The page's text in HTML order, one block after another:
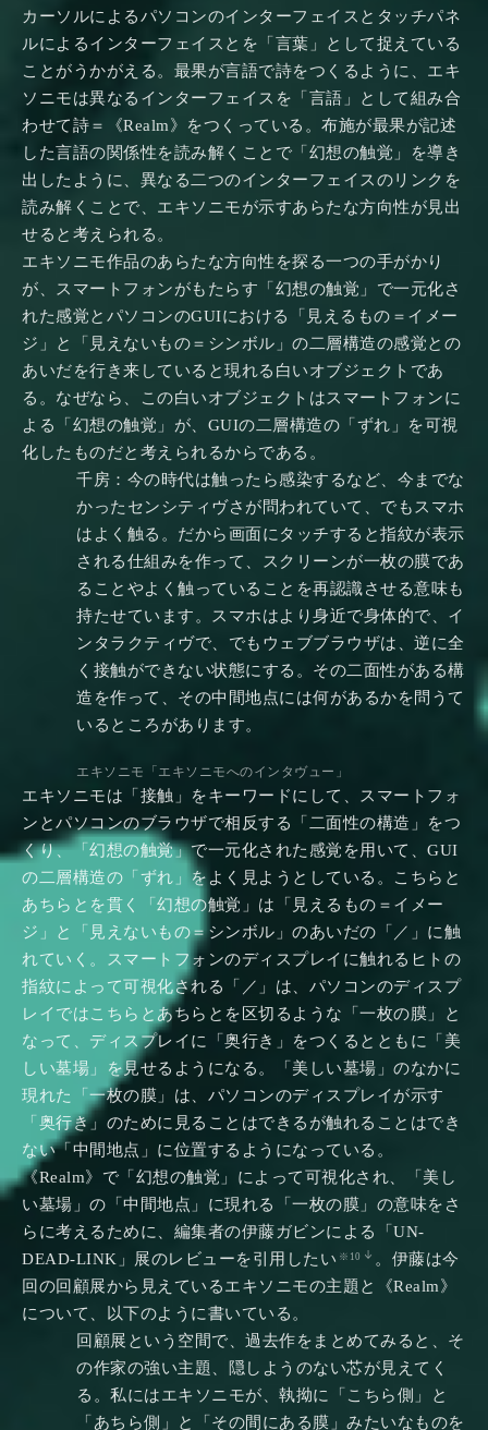
カーソルによるパソコンのインターフェイスとタッチパネ
ルによるインターフェイスとを「言葉」として捉えている
ことがうかがえる。最果が言語で詩をつくるように、エキ
ソニモは異なるインターフェイスを「言語」として組み合
わせて詩＝《Realm》をつくっている。布施が最果が記述
した言語の関係性を読み解くことで「幻想の触覚」を導き
出したように、異なる二つのインターフェイスのリンクを
読み解くことで、エキソニモが示すあらたな方向性が見出
せると考えられる。
エキソニモ作品のあらたな方向性を探る一つの手がかり
が、スマートフォンがもたらす「幻想の触覚」で一元化さ
れた感覚とパソコンのGUIにおける「見えるもの＝イメー
ジ」と「見えないもの＝シンボル」の二層構造の感覚との
あいだを行き来していると現れる白いオブジェクトであ
る。なぜなら、この白いオブジェクトはスマートフォンに
よる「幻想の触覚」が、GUIの二層構造の「ずれ」を可視
化したものだと考えられるからである。
千房：今の時代は触ったら感染するなど、今までな
かったセンシティヴさが問われていて、でもスマホ
はよく触る。だから画面にタッチすると指紋が表示
される仕組みを作って、スクリーンが一枚の膜であ
ることやよく触っていることを再認識させる意味も
持たせています。スマホはより身近で身体的で、イ
ンタラクティヴで、でもウェブブラウザは、逆に全
く接触ができない状態にする。その二面性がある構
造を作って、その中間地点には何があるかを問うて
いるところがあります。
エキソニモ「エキソニモへのインタヴュー」
エキソニモは「接触」をキーワードにして、スマートフォ
ンとパソコンのブラウザで相反する「二面性の構造」をつ
くり、「幻想の触覚」で一元化された感覚を用いて、GUI
の二層構造の「ずれ」をよく見ようとしている。こちらと
あちらとを貫く「幻想の触覚」は「見えるもの＝イメー
ジ」と「見えないもの＝シンボル」のあいだの「／」に触
れていく。スマートフォンのディスプレイに触れるヒトの
指紋によって可視化される「／」は、パソコンのディスプ
レイではこちらとあちらとを区切るような「一枚の膜」と
なって、ディスプレイに「奥行き」をつくるとともに「美
しい墓場」を見せるようになる。「美しい墓場」のなかに
現れた「一枚の膜」は、パソコンのディスプレイが示す
「奥行き」のために見ることはできるが触れることはでき
ない「中間地点」に位置するようになっている。
《Realm》で「幻想の触覚」によって可視化され、「美し
い墓場」の「中間地点」に現れる「一枚の膜」の意味をさ
らに考えるために、編集者の伊藤ガビンによる「UN-
DEAD-LINK」展のレビューを引用したい ※10
。伊藤は今
回の回顧展から見えているエキソニモの主題と《Realm》
について、以下のように書いている。
回顧展という空間で、過去作をまとめてみると、そ
の作家の強い主題、隠しようのない芯が見えてく
る。私にはエキソニモが、執拗に「こちら側」と
「あちら側」と「その間にある膜」みたいなものを